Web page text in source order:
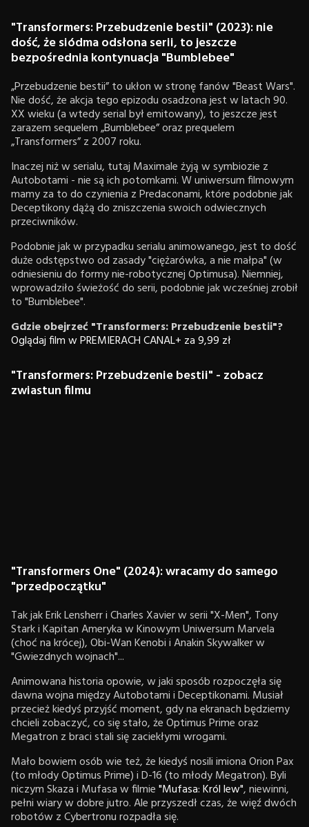
"Transformers: Przebudzenie bestii" (2023): nie
dość, że siódma odsłona serii, to jeszcze
bezpośrednia kontynuacja "Bumblebee"
„Przebudzenie bestii” to ukłon w stronę fanów "Beast Wars".
Nie dość, że akcja tego epizodu osadzona jest w latach 90.
XX wieku (a wtedy serial był emitowany), to jeszcze jest
zarazem sequelem „Bumblebee” oraz prequelem
„Transformers” z 2007 roku.
Inaczej niż w serialu, tutaj Maximale żyją w symbiozie z
Autobotami - nie są ich potomkami. W uniwersum filmowym
mamy za to do czynienia z Predaconami, które podobnie jak
Deceptikony dążą do zniszczenia swoich odwiecznych
przeciwników.
Podobnie jak w przypadku serialu animowanego, jest to dość
duże odstępstwo od zasady "ciężarówka, a nie małpa" (w
odniesieniu do formy nie-robotycznej Optimusa). Niemniej,
wprowadziło świeżość do serii, podobnie jak wcześniej zrobił
to "Bumblebee".
Gdzie obejrzeć "Transformers: Przebudzenie bestii"?
Oglądaj film w PREMIERACH CANAL+ za 9,99 zł
"Transformers: Przebudzenie bestii" - zobacz
zwiastun filmu
"Transformers One" (2024): wracamy do samego
"przedpoczątku"
Tak jak Erik Lensherr i Charles Xavier w serii "X-Men", Tony
Stark i Kapitan Ameryka w Kinowym Uniwersum Marvela
(choć na krócej), Obi-Wan Kenobi i Anakin Skywalker w
"Gwiezdnych wojnach"...
Animowana historia opowie, w jaki sposób rozpoczęła się
dawna wojna między Autobotami i Deceptikonami. Musiał
przecież kiedyś przyjść moment, gdy na ekranach będziemy
chcieli zobaczyć, co się stało, że Optimus Prime oraz
Megatron z braci stali się zaciekłymi wrogami.
Mało bowiem osób wie też, że kiedyś nosili imiona Orion Pax
(to młody Optimus Prime) i D-16 (to młody Megatron). Byli
niczym Skaza i Mufasa w filmie"Mufasa: Król lew", niewinni,
pełni wiary w dobre jutro. Ale przyszedł czas, że więź dwóch
robotów z Cybertronu rozpadła się.